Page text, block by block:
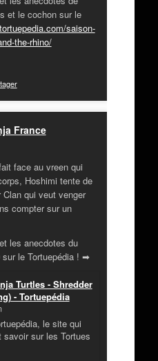
et le cochon sur le
saison-
the-rhino/
France
face au vreen qui
Hoshimi tente de
qui veut venger
compter sur un
les anecdotes du
sur le Tortuepédia ! ➡
Turtles - Shredder
- Tortuepédia
le site qui
sur les Tortues